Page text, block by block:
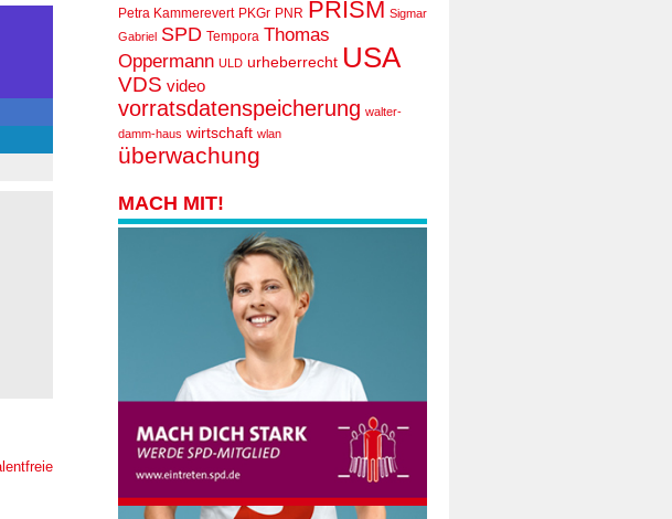
Petra Kammerevert PKGr PNR PRISM Sigmar
Gabriel SPD Tempora Thomas
Oppermann ULD urheberrecht USA
VDS video
vorratsdatenspeicherung walter-
damm-haus wirtschaft wlan
überwachung
MACH MIT!